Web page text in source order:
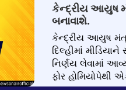
કેન્દ્રીય આયુષ
બનાવાશે.
કેન્દ્રીય આયુષ
દિલ્હીમાં
નિર્ણય લેવામાં
ફોર હોમિયોપેથી